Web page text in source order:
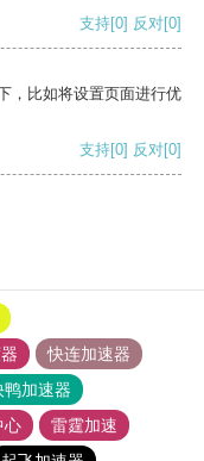
支持[0] 反对[0]
，比如将设置页面进行优
支持[0] 反对[0]
快连加速器
鸭加速器
心
雷霆加速